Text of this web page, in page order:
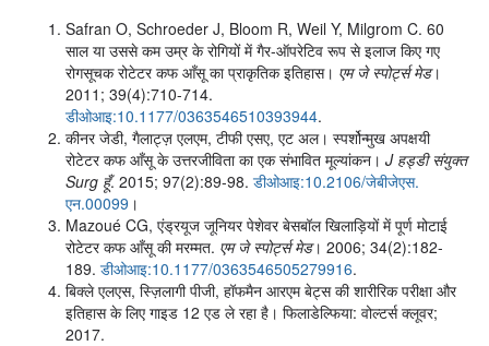
Safran O, Schroeder J, Bloom R, Weil Y, Milgrom C. 60
साल या उससे कम उम्र के रोगियों में गैर-ऑपरेटिव रूप से इलाज किए गए
रोगसूचक रोटेटर कफ आँसू का प्राकृतिक इतिहास। एम जे स्पोर्ट्स मेड।
2011; 39(4):710-714.
डीओआइ:10.1177/0363546510393944.
कीनर जेडी, गैलाट्ज़ एलएम, टीफी एसए, एट अल। स्पर्शोन्मुख अपक्षयी
रोटेटर कफ आँसू के उत्तरजीविता का एक संभावित मूल्यांकन। J हड्डी संयुक्त
Surg हूँ. 2015; 97(2):89-98. डीओआइ:10.2106/जेबीजेएस.
एन.00099 ।
Mazoué CG, एंड्रयूज जूनियर पेशेवर बेसबॉल खिलाड़ियों में पूर्ण मोटाई
रोटेटर कफ आँसू की मरम्मत. एम जे स्पोर्ट्स मेड। 2006; 34(2):182-
189. डीओआइ:10.1177/0363546505279916.
बिक्ले एलएस, स्ज़िलागी पीजी, हॉफमैन आरएम बेट्स की शारीरिक परीक्षा और
इतिहास के लिए गाइड 12 एड ले रहा है। फिलाडेल्फिया: वोल्टर्स क्लूवर;
2017.